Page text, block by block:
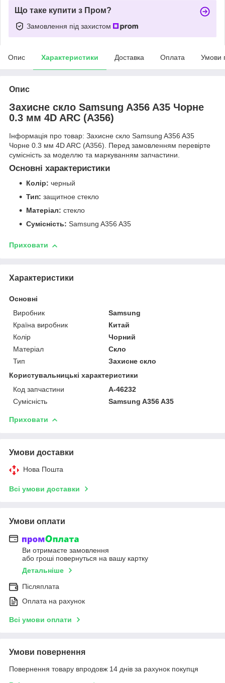
Що таке купити з Пром?
Замовлення під захистом
Опис Характеристики Доставка Оплата Умови
Опис
Захисне скло Samsung A356 A35 Чорне
0.3 мм 4D ARC (A356)
Інформація про товар: Захисне скло Samsung A356 A35
Чорне 0.3 мм 4D ARC (A356). Перед замовленням перевірте
сумісність за моделлю та маркуванням запчастини.
Основні характеристики
Колір: черный
Тип: защитное стекло
Матеріал: стекло
Сумісність: Samsung A356 A35
Приховати
Характеристики
Основні
Виробник
Samsung
Країна виробник
Китай
Колір
Чорний
Матеріал
Скло
Тип
Захисне скло
Користувальницькі характеристики
Код запчастини
A-46232
Сумісність
Samsung A356 A35
Приховати
Умови доставки
Нова Пошта
Всі умови доставки
Умови оплати
Ви отримаєте замовлення
або гроші повернуться на вашу картку
Детальніше
Післяплата
Оплата на рахунок
Всі умови оплати
Умови повернення
Повернення товару впродовж 14 днів за рахунок покупця